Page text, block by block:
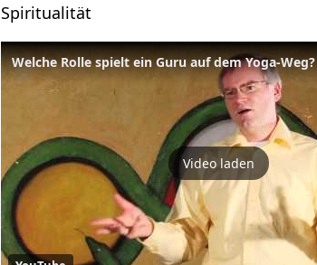
Spiritualität
Welche Rolle spielt ein Guru auf dem Yoga-Weg?
Video laden